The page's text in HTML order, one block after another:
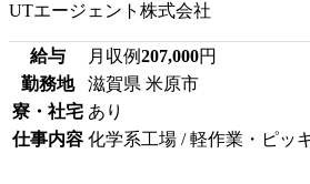
UTエージェント株式会社
給与 月収例207,000円
勤務地
滋賀県 米原市
寮・社宅 あり
仕事内容 化学系工場 / 軽作業・ピッ